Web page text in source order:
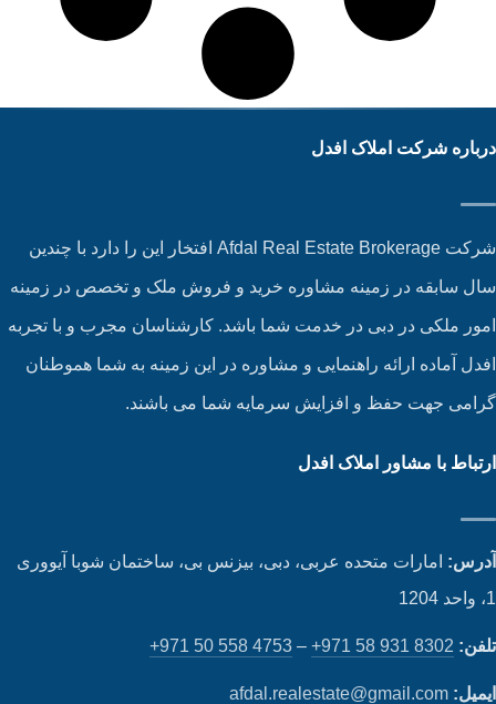
شرکت املاک افدل
شرکت Afdal Real Estate Brokerage افتخار این را دارد با چندین
سابقه در زمینه مشاوره خرید و فروش ملک و تخصص در زمینه
ملکی در دبی در خدمت شما باشد. کارشناسان مجرب و با تجربه
آماده ارائه راهنمایی و مشاوره در این زمینه به شما هموطنان
جهت حفظ و افزایش سرمایه شما می باشند.
با مشاور املاک افدل
امارات متحده عربی، دبی، بیزنس بی، ساختمان شوبا آیووری
+971 50 558 4753–+971 58 931 8302
afdal.realestate@gmail.com